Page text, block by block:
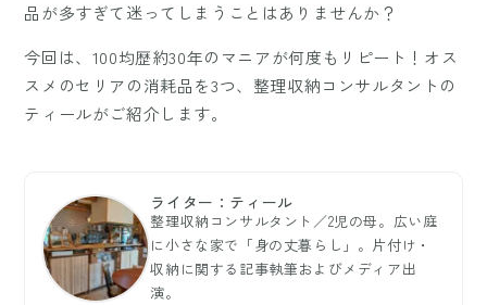
品が多すぎて迷ってしまうことはありませんか？
今回は、100均歴約30年のマニアが何度もリピート！オス
スメのセリアの消耗品を3つ、整理収納コンサルタントの
ティールがご紹介します。
ライター：ティール
整理収納コンサルタント／2児の母。広い庭
に小さな家で「身の丈暮らし」。片付け・
収納に関する記事執筆およびメディア出
演。